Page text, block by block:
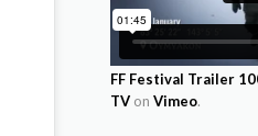
FF Festival Trailer
TV on Vimeo.